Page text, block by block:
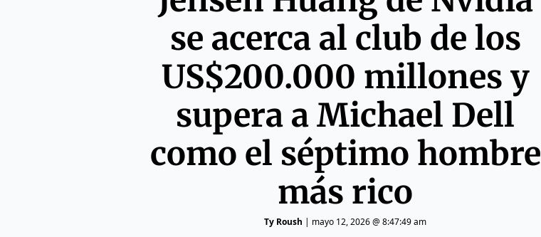
se acerca al club de los
US$200.000 millones y
supera a Michael Dell
como el séptimo hombre
más rico
Ty Roush | mayo 12, 2026 @ 8:47:49 am